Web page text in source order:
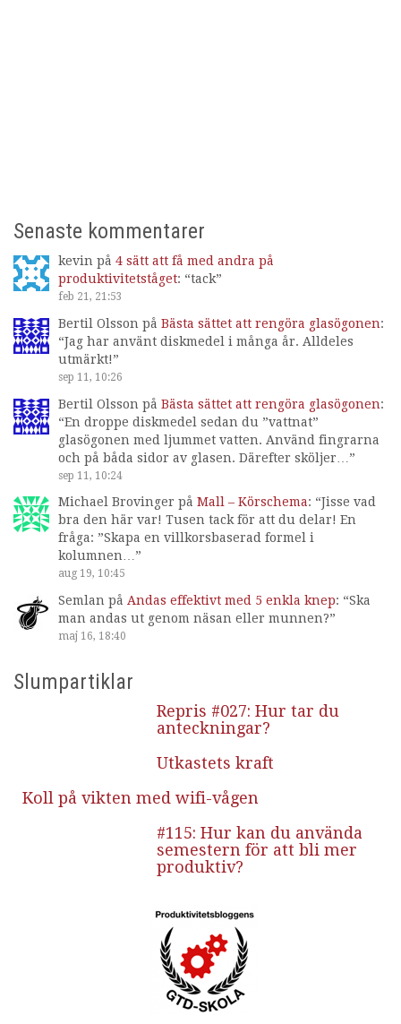
Senaste kommentarer
kevin på 4 sätt att få med andra på
produktivitetståget: “tack”
feb 21, 21:53
Bertil Olsson på Bästa sättet att rengöra glasögonen:
“Jag har använt diskmedel i många år. Alldeles
utmärkt!”
sep 11, 10:26
Bertil Olsson på Bästa sättet att rengöra glasögonen:
“En droppe diskmedel sedan du ”vattnat”
glasögonen med ljummet vatten. Använd fingrarna
och på båda sidor av glasen. Därefter sköljer… ”
sep 11, 10:24
Michael Brovinger på Mall – Körschema: “Jisse vad
bra den här var! Tusen tack för att du delar! En
fråga: ”Skapa en villkorsbaserad formel i
kolumnen…”
aug 19, 10:45
Semlan på Andas effektivt med 5 enkla knep: “Ska
man andas ut genom näsan eller munnen?”
maj 16, 18:40
Slumpartiklar
Repris #027: Hur tar du
anteckningar?
Utkastets kraft
Koll på vikten med wifi-vågen
#115: Hur kan du använda
semestern för att bli mer
produktiv?